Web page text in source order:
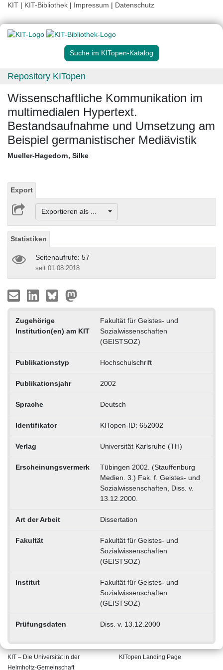
KIT | KIT-Bibliothek | Impressum | Datenschutz
Suche im KITopen-Katalog
Repository KITopen
Wissenschaftliche Kommunikation im
multimedialen Hypertext.
Bestandsaufnahme und Umsetzung am
Beispiel germanistischer Mediävistik
Mueller-Hagedorn, Silke
Export
Exportieren als ...
Statistiken
Seitenaufrufe: 57
seit 01.08.2018
Zugehörige
Institution(en) am KIT
Fakultät für Geistes- und
Sozialwissenschaften
(GEISTSOZ)
Publikationstyp Hochschulschrift
Publikationsjahr 2002
Sprache Deutsch
Identifikator KITopen-ID: 652002
Verlag Universität Karlsruhe (TH)
Erscheinungsvermerk
Tübingen 2002. (Stauffenburg
Medien. 3.) Fak. f. Geistes- und
Sozialwissenschaften, Diss. v.
13.12.2000.
Art der Arbeit Dissertation
Fakultät
Fakultät für Geistes- und
Sozialwissenschaften
(GEISTSOZ)
Institut
Fakultät für Geistes- und
Sozialwissenschaften
(GEISTSOZ)
Prüfungsdaten Diss. v. 13.12.2000
KIT – Die Universität in der
Helmholtz-Gemeinschaft
KITopen Landing Page